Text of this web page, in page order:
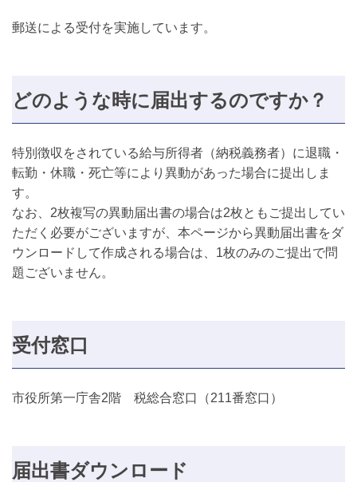
郵送による受付を実施しています。
どのような時に届出するのですか？
特別徴収をされている給与所得者（納税義務者）に退職・
転勤・休職・死亡等により異動があった場合に提出しま
す。
なお、2枚複写の異動届出書の場合は2枚ともご提出してい
ただく必要がございますが、本ページから異動届出書をダ
ウンロードして作成される場合は、1枚のみのご提出で問
題ございません。
受付窓口
市役所第一庁舎2階 税総合窓口（211番窓口）
届出書ダウンロード